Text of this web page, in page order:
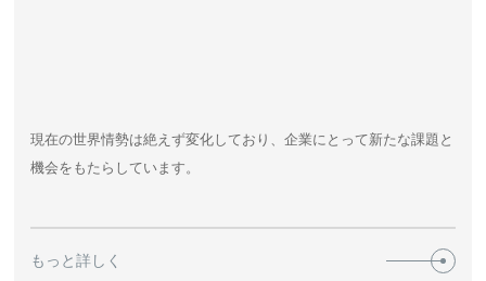
現在の世界情勢は絶えず変化しており、企業にとって新たな課題と
機会をもたらしています。
もっと詳しく